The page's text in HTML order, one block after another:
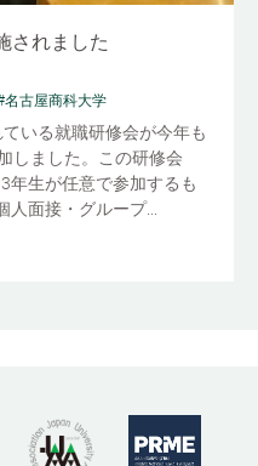
されました
名古屋商科大学
いる就職研修会が今年も
しました。この研修会
年生が任意で参加するも
面接・グループ...